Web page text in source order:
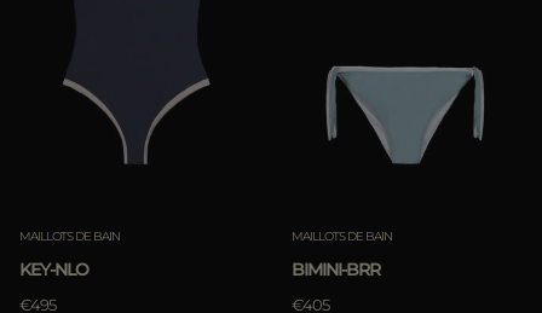
MAILLOTS DE BAIN
KEY-NLO
€495
MAILLOTS DE BAIN
BIMINI-BRR
€405